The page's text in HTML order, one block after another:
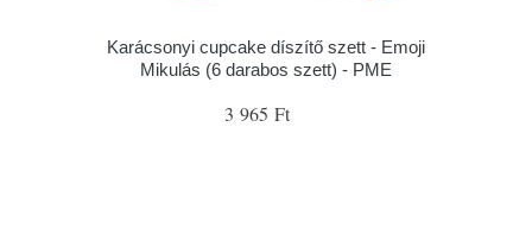
Karácsonyi cupcake díszítő szett - Emoji
Mikulás (6 darabos szett) - PME
3 965 Ft